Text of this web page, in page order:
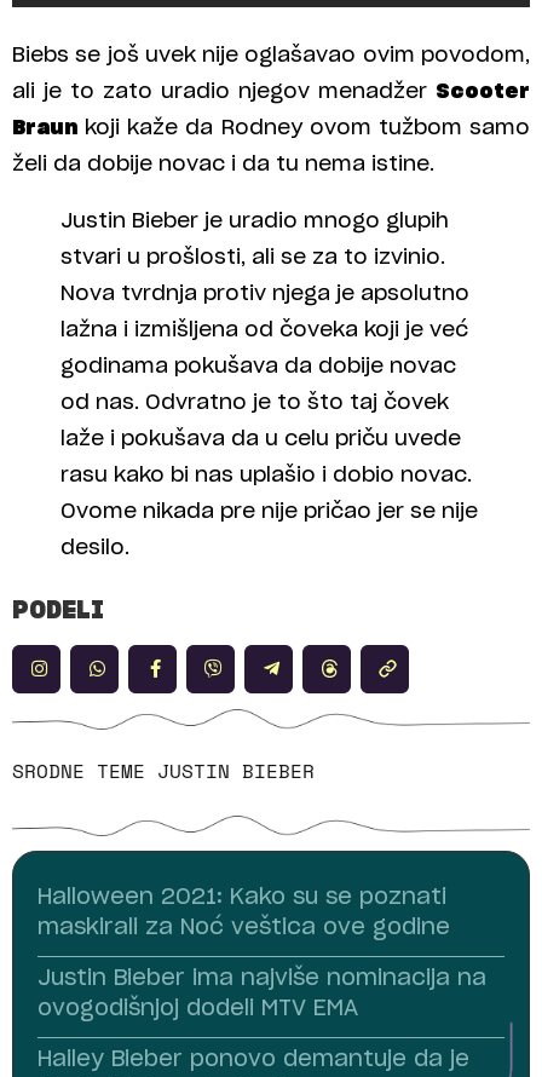
Biebs se još uvek nije oglašavao ovim povodom,
ali je to zato uradio njegov menadžer Scooter
Braun koji kaže da Rodney ovom tužbom samo
želi da dobije novac i da tu nema istine.
Justin Bieber je uradio mnogo glupih
stvari u prošlosti, ali se za to izvinio.
Nova tvrdnja protiv njega je apsolutno
lažna i izmišljena od čoveka koji je već
godinama pokušava da dobije novac
od nas. Odvratno je to što taj čovek
laže i pokušava da u celu priču uvede
rasu kako bi nas uplašio i dobio novac.
Ovome nikada pre nije pričao jer se nije
desilo.
PODELI
SRODNE TEME JUSTIN BIEBER
Halloween 2021: Kako su se poznati
maskirali za Noć veštica ove godine
Justin Bieber ima najviše nominacija na
ovogodišnjoj dodeli MTV EMA
Hailey Bieber ponovo demantuje da je